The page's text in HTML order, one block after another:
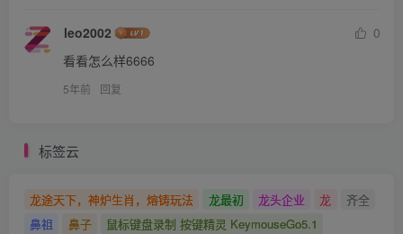
leo2002
0
看看怎么样6666
5年前 回复
标签云
龙途天下，神炉生肖，熔铸玩法 龙最初 龙头企业 龙
齐全
鼻祖
鼻子 鼠标键盘录制 按键精灵 KeymouseGo5.1